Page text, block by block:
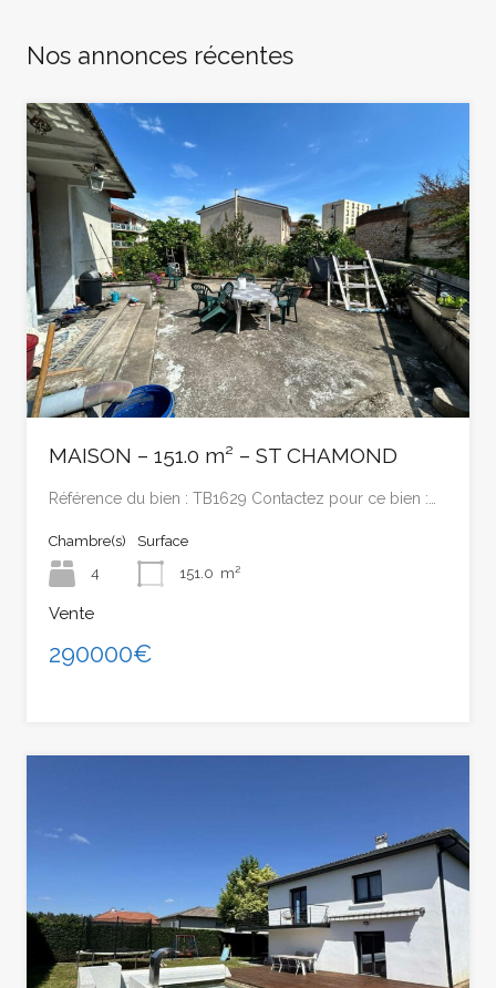
Nos annonces récentes
MAISON – 151.0 m² – ST CHAMOND
Référence du bien : TB1629 Contactez pour ce bien :…
Chambre(s)
4
Surface
151.0 m²
Vente
290000€